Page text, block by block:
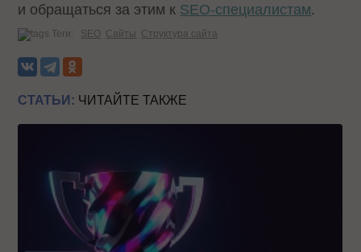
и обращаться за этим к SEO-специалистам.
Теги: SEO Сайты Структура сайта
СТАТЬИ: ЧИТАЙТЕ ТАКЖЕ